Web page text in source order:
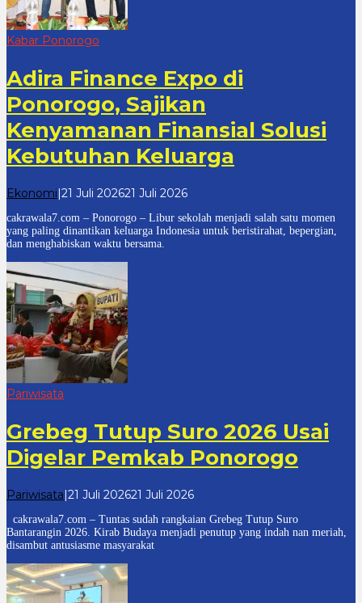
Kabar Ponorogo
Adira Finance Expo di
Ponorogo, Sajikan
Kenyamanan Finansial Solusi
Kebutuhan Keluarga
Ekonomi|21 Juli 202621 Juli 2026oleh
7
cakrawala7.com – Ponorogo – Libur sekolah menjadi salah satu momen
yang paling dinantikan keluarga Indonesia untuk beristirahat, bepergian,
dan menghabiskan waktu bersama.
Pariwisata
Grebeg Tutup Suro 2026 Usai
Digelar Pemkab Ponorogo
Pariwisata|21 Juli 202621 Juli 2026oleh
7
cakrawala7.com – Tuntas sudah rangkaian Grebeg Tutup Suro
Bantarangin 2026. Kirab Budaya menjadi penutup yang indah nan meriah,
disambut antusiasme masyarakat